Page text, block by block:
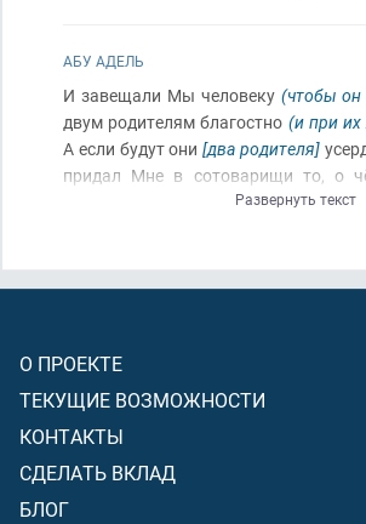
АБУ АДЕЛЬ
И завещали Мы человеку (чтобы он
двум родителям благостно (и при их
А если будут они [два родителя]
придал Мне в сотоварищи то, о
являются сотоварищами Аллаха]у
Развернуть текст
О ПРОЕКТЕ
ТЕКУЩИЕ ВОЗМОЖНОСТИ
КОНТАКТЫ
СДЕЛАТЬ ВКЛАД
БЛОГ